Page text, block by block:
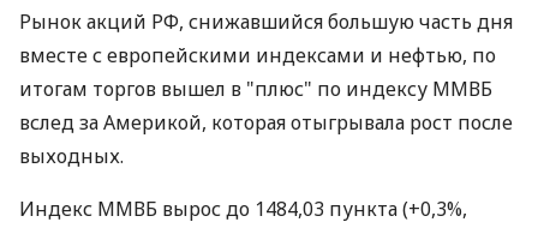
Рынок акций РФ, снижавшийся большую часть дня
вместе с европейскими индексами и нефтью, по
итогам торгов вышел в "плюс" по индексу ММВБ
вслед за Америкой, которая отыгрывала рост после
выходных.
Индекс ММВБ вырос до 1484,03 пункта (+0,3%,